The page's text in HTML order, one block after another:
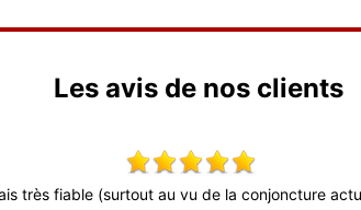
Les avis de nos clients
très fiable (surtout au vu de la conjoncture